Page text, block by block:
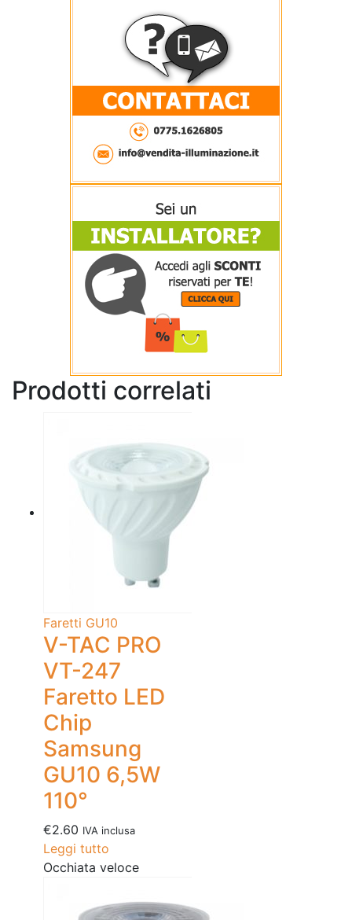
Prodotti correlati
Faretti GU10
V-TAC PRO
VT-247
Faretto LED
Chip
Samsung
GU10 6,5W
110°
€2.60 IVA inclusa
Leggi tutto
Occhiata veloce